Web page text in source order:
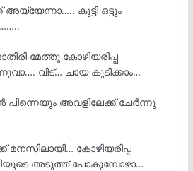
കുട്ടി ഒട്ടും
മേത്തു കോഴിയരിപ്പ
വിട്… ചായ കുടിക്കാം…
പിന്നെയും അവളിലേക്ക് ചേർന്നു
മനസിലായി… കോഴിയരിപ്പ
അടുത്ത് പോകുമ്പോഴാ…